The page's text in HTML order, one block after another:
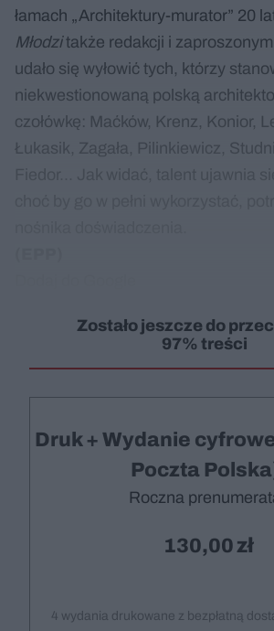
łamach „Architektury-murator” 20
Młodzitakże redakcji i
udało się wyłowić tych, którzy
niekwestionowaną polską
czołówkę: Maćków, Krenz, Konior,
Łukasik, Zagała, Pilinkiewicz,
Zostało jeszcze do
97% treści
Druk + Wydanie
Poczta
Roczna
130,00
4 wydania drukowane z bezpłatną